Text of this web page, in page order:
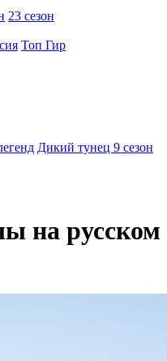
23 сезон
Топ Гир
Дикий тунец 9 сезон
на русском